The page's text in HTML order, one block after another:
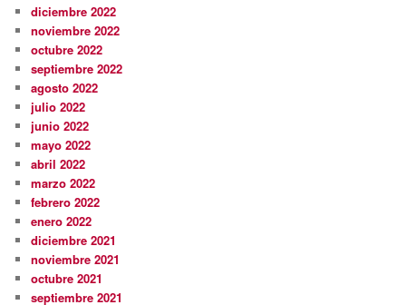
diciembre 2022
noviembre 2022
octubre 2022
septiembre 2022
agosto 2022
julio 2022
junio 2022
mayo 2022
abril 2022
marzo 2022
febrero 2022
enero 2022
diciembre 2021
noviembre 2021
octubre 2021
septiembre 2021